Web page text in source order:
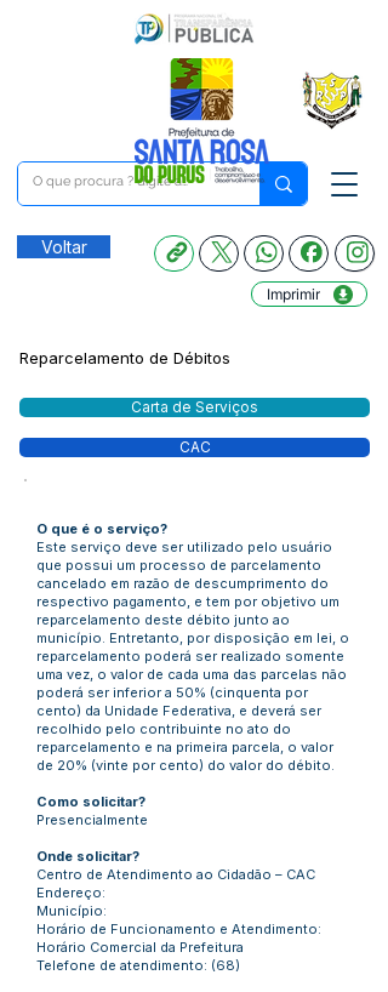
Voltar
Imprimir
Reparcelamento de Débitos
Carta de Serviços
CAC
O que é o serviço?
Este serviço deve ser utilizado pelo usuário
que possui um processo de parcelamento
cancelado em razão de descumprimento do
respectivo pagamento, e tem por objetivo um
reparcelamento deste débito junto ao
município. Entretanto, por disposição em lei, o
reparcelamento poderá ser realizado somente
uma vez, o valor de cada uma das parcelas não
poderá ser inferior a 50% (cinquenta por
cento) da Unidade Federativa, e deverá ser
recolhido pelo contribuinte no ato do
reparcelamento e na primeira parcela, o valor
de 20% (vinte por cento) do valor do débito.
Como solicitar?
Presencialmente
Onde solicitar?
Centro de Atendimento ao Cidadão – CAC
Endereço:
Município:
Horário de Funcionamento e Atendimento:
Horário Comercial da Prefeitura
Telefone de atendimento: (68)